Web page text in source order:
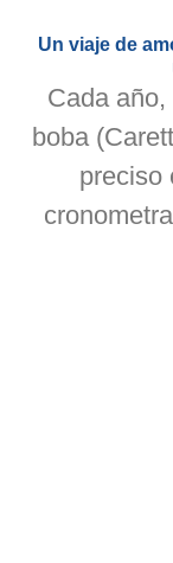
Un viaje de
Cada
boba
preciso